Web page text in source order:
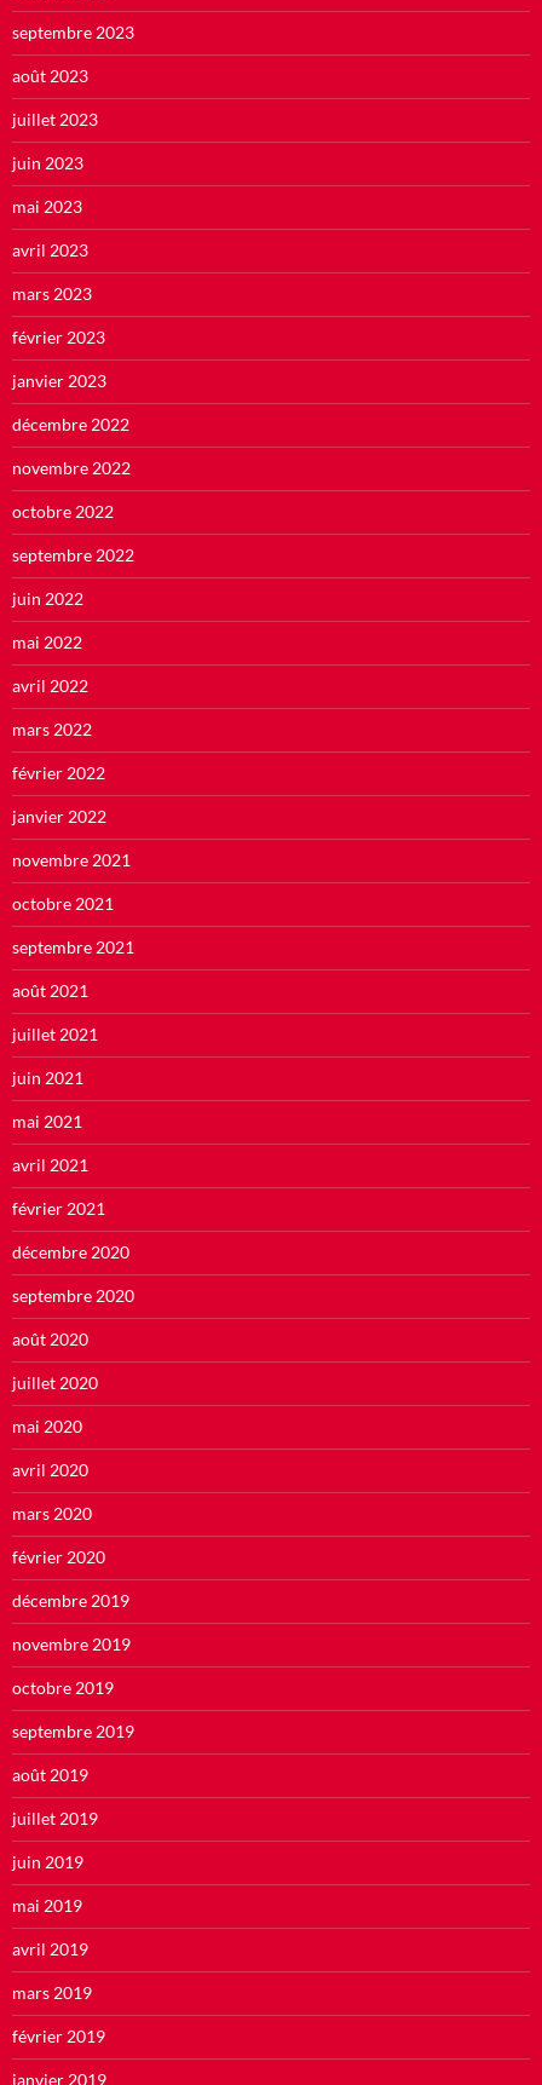
septembre 2023
août 2023
juillet 2023
juin 2023
mai 2023
avril 2023
mars 2023
février 2023
janvier 2023
décembre 2022
novembre 2022
octobre 2022
septembre 2022
juin 2022
mai 2022
avril 2022
mars 2022
février 2022
janvier 2022
novembre 2021
octobre 2021
septembre 2021
août 2021
juillet 2021
juin 2021
mai 2021
avril 2021
février 2021
décembre 2020
septembre 2020
août 2020
juillet 2020
mai 2020
avril 2020
mars 2020
février 2020
décembre 2019
novembre 2019
octobre 2019
septembre 2019
août 2019
juillet 2019
juin 2019
mai 2019
avril 2019
mars 2019
février 2019
janvier 2019